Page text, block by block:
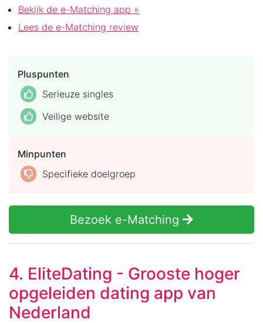
Bekijk de e-Matching app »
Lees de e-Matching review
Pluspunten
Serieuze singles
Veilige website
Minpunten
Specifieke doelgroep
Bezoek e-Matching
4. EliteDating - Grooste hoger
opgeleiden dating app van
Nederland